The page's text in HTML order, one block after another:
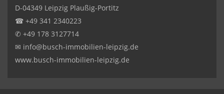
D-04349 Leipzig Plaußig-Portitz
☎ +49 341 2340223
✆ +49 178 3127714
✉ info@busch-immobilien-leipzig.de
www.busch-immobilien-leipzig.de